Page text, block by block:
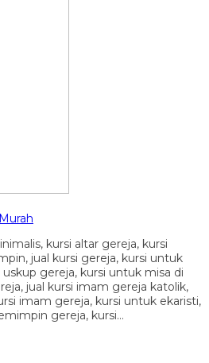
kursi altar gereja, kursi
jual kursi gereja, kursi untuk
gereja, kursi untuk misa di
jual kursi imam gereja katolik,
imam gereja, kursi untuk ekaristi,
gereja, kursi…